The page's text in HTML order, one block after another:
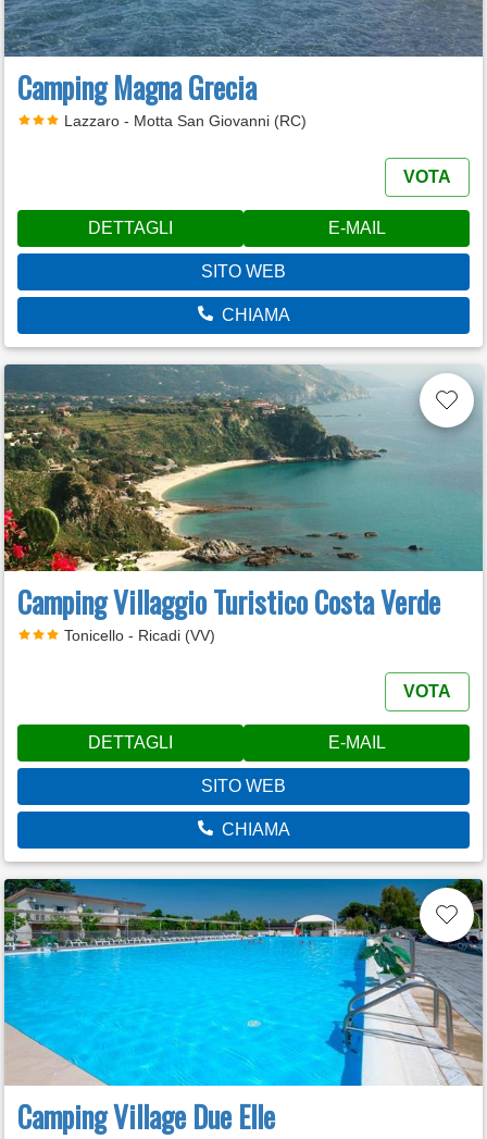
Camping Magna Grecia
Lazzaro - Motta San Giovanni (RC)
VOTA
DETTAGLI E-MAIL
SITO WEB
CHIAMA
Camping Villaggio Turistico Costa Verde
Tonicello - Ricadi (VV)
VOTA
DETTAGLI E-MAIL
SITO WEB
CHIAMA
Camping Village Due Elle